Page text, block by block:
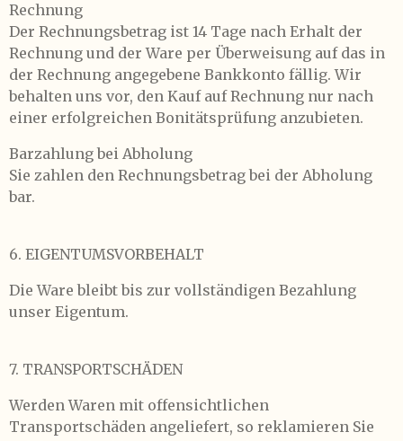
Rechnung
Der Rechnungsbetrag ist 14 Tage nach Erhalt der
Rechnung und der Ware per Überweisung auf das in
der Rechnung angegebene Bankkonto fällig. Wir
behalten uns vor, den Kauf auf Rechnung nur nach
einer erfolgreichen Bonitätsprüfung anzubieten.
Barzahlung bei Abholung
Sie zahlen den Rechnungsbetrag bei der Abholung
bar.
6. EIGENTUMSVORBEHALT
Die Ware bleibt bis zur vollständigen Bezahlung
unser Eigentum.
7. TRANSPORTSCHÄDEN
Werden Waren mit offensichtlichen
Transportschäden angeliefert, so reklamieren Sie